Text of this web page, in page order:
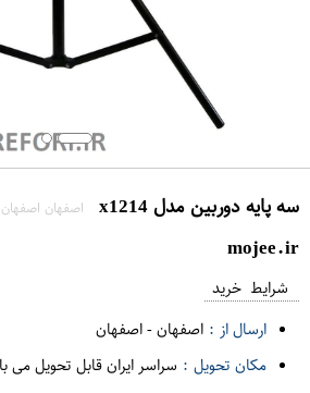
سه پایه دوربین مدل x1214 اصفهان اصفهان
mojee.ir
شرایط خرید
ارسال از : اصفهان-اصفهان
مکان تحویل : سراسر ایران قابل تحویل می